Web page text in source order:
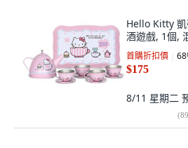
Hello Kitty 凱
酒遊戲, 1個,
首購折扣價 68
$175
8/11 星期二
(